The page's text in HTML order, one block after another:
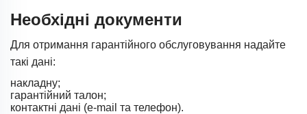
Необхідні документи
Для отримання гарантійного обслуговування надайте
такі дані:
накладну;
гарантійний талон;
контактні дані (e-mail та телефон).